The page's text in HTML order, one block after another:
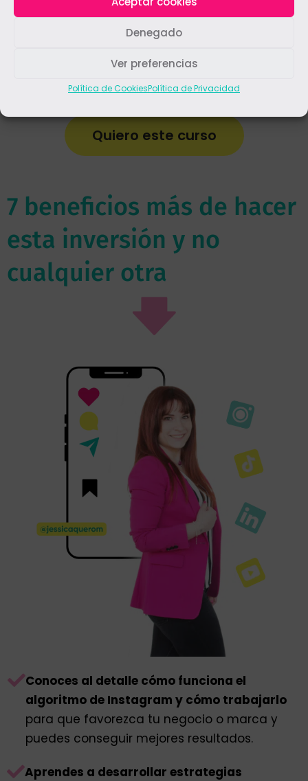
Denegado
Ver preferencias
Política de CookiesPolítica de Privacidad
MÓDULO 19: Preguntas frecuentes
Quiero este curso
7 beneficios más de hacer
esta inversión y no
cualquier otra
Conoces al detalle cómo funciona el
algoritmo de Instagram y cómo trabajarlo
para que favorezca tu negocio o marca y
puedes conseguir mejores resultados.
Aprendes a desarrollar estrategias